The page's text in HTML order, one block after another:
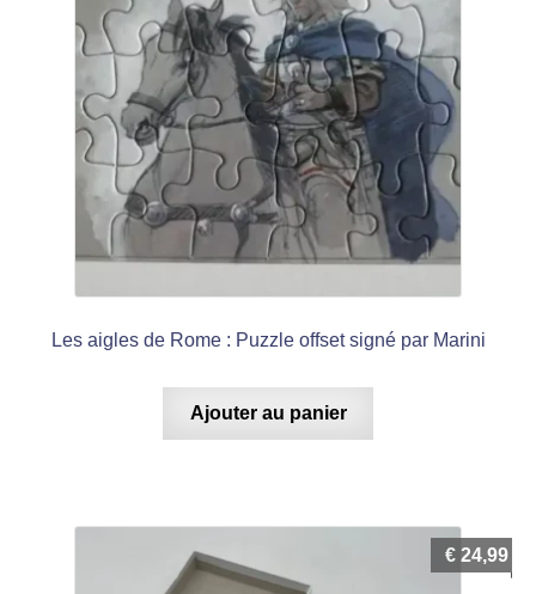
Les aigles de Rome : Puzzle offset signé par Marini
Ajouter au panier
€ 24,99